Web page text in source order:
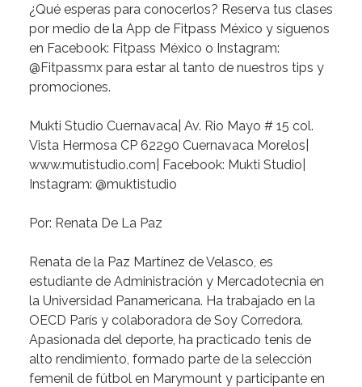
¿Qué esperas para conocerlos? Reserva tus clases
por medio de la App de Fitpass México y síguenos
en Facebook: Fitpass México o Instagram:
@Fitpassmx para estar al tanto de nuestros tips y
promociones.
Mukti Studio Cuernavaca| Av. Rio Mayo # 15 col.
Vista Hermosa CP 62290 Cuernavaca Morelos|
www.mutistudio.com| Facebook: Mukti Studio|
Instagram: @muktistudio
Por: Renata De La Paz
Renata de la Paz Martínez de Velasco , es
estudiante de Administración y Mercadotecnia en
la Universidad Panamericana. Ha trabajado en la
OECD París y colaboradora de Soy Corredora.
Apasionada del deporte, ha practicado tenis de
alto rendimiento, formado parte de la selección
femenil de fútbol en Marymount y participante en